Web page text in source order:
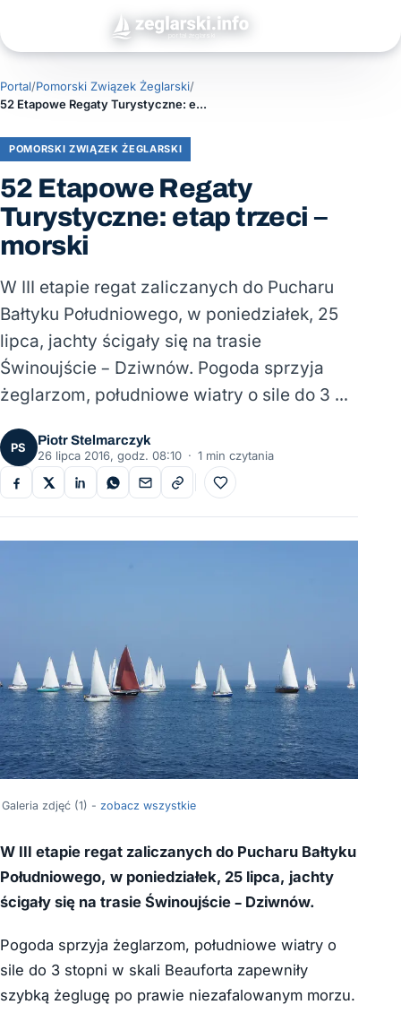
Portal/Pomorski Związek Żeglarski/
52 Etapowe Regaty Turystyczne: etap trzeci – morski
POMORSKI ZWIĄZEK ŻEGLARSKI
52 Etapowe Regaty
Turystyczne: etap trzeci –
morski
W III etapie regat zaliczanych do Pucharu
Bałtyku Południowego, w poniedziałek, 25
lipca, jachty ścigały się na trasie
Świnoujście – Dziwnów. Pogoda sprzyja
żeglarzom, południowe wiatry o sile do 3 …
PS
Piotr Stelmarczyk
26 lipca 2016, godz. 08:10 · 1 min czytania
Do ulubionych
Galeria zdjęć (1) - zobacz wszystkie
W III etapie regat zaliczanych do Pucharu Bałtyku
Południowego, w poniedziałek, 25 lipca, jachty
ścigały się na trasie Świnoujście – Dziwnów.
Pogoda sprzyja żeglarzom, południowe wiatry o
sile do 3 stopni w skali Beauforta zapewniły
szybką żeglugę po prawie niezafalowanym morzu.